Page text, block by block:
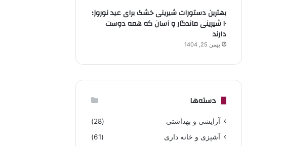
بهترین دستورات شیرینی خشک برای عید نوروز؛
۱۰ شیرینی ماندگار و آسان که همه دوست
دارند
بهمن 25, 1404
دسته‌ها
آرایشی و بهداشتی
(28)
آشپزی و خانه داری
(61)